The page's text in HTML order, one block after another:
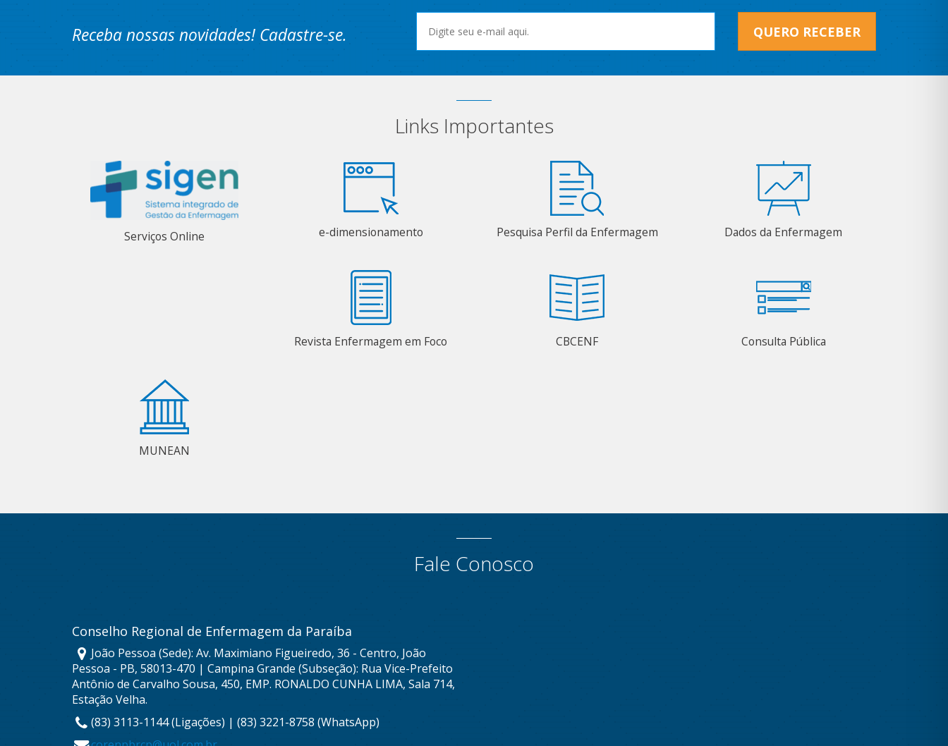
Receba nossas novidades! Cadastre-se. QUERO RECEBER
Links Importantes
Serviços Online e-dimensionamento Pesquisa Perfil da Enfermagem Dados da Enfermagem
Revista Enfermagem em Foco CBCENF Consulta Pública
MUNEAN
Fale Conosco
Conselho Regional de Enfermagem da Paraíba
João Pessoa (Sede): Av. Maximiano Figueiredo, 36 - Centro, João
Pessoa - PB, 58013-470 | Campina Grande (Subseção): Rua Vice-Prefeito
Antônio de Carvalho Sousa, 450, EMP. RONALDO CUNHA LIMA, Sala 714,
Estação Velha.
(83) 3113-1144 (Ligações) | (83) 3221-8758 (WhatsApp)